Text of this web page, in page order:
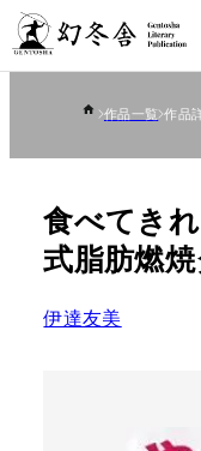
作品一覧 作品
食べてき
式脂肪燃
伊達友美